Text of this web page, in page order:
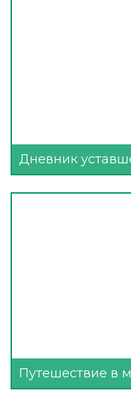
Дневник
Путешествие в